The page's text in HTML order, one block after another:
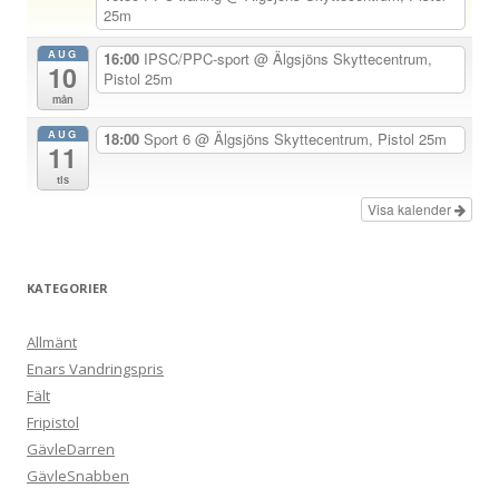
g
25m
AUG
10
mån
16:00 IPSC/PPC-sport @ Älgsjöns Skyttecentrum,
Pistol 25m
AUG
11
tis
18:00 Sport 6 @ Älgsjöns Skyttecentrum, Pistol 25m
Visa kalender
KATEGORIER
Allmänt
Enars Vandringspris
Fält
Fripistol
GävleDarren
GävleSnabben